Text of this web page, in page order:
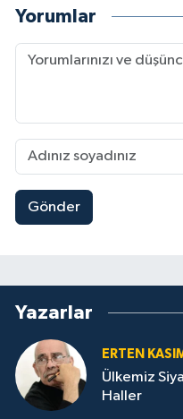
Yorumlar
Gönder
Yazarlar
ERTEN
Ülkemiz Siyaseitnde Bir
Haller